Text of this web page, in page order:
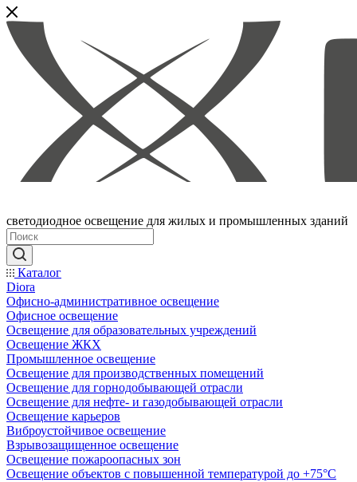
светодиодное освещение для жилых и промышленных зданий
Каталог
Diora
Офисно-административное освещение
Офисное освещение
Освещение для образовательных учреждений
Освещение ЖКХ
Промышленное освещение
Освещение для производственных помещений
Освещение для горнодобывающей отрасли
Освещение для нефте- и газодобывающей отрасли
Освещение карьеров
Виброустойчивое освещение
Взрывозащищенное освещение
Освещение пожароопасных зон
Освещение объектов с повышенной температурой до +75°C